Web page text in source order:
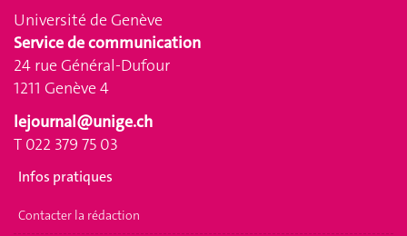
Université de Genève
Service de communication
24 rue Général-Dufour
1211 Genève 4
lejournal@unige.ch
T 022 379 75 03
Infos pratiques
Contacter la rédaction